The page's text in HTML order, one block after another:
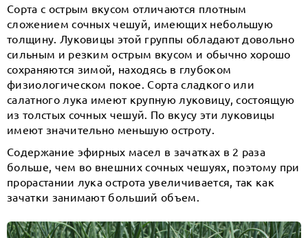
Сорта с острым вкусом отличаются плотным
сложением сочных чешуй, имеющих небольшую
толщину. Луковицы этой группы обладают довольно
сильным и резким острым вкусом и обычно хорошо
сохраняются зимой, находясь в глубоком
физиологическом покое. Сорта сладкого или
салатного лука имеют крупную луковицу, состоящую
из толстых сочных чешуй. По вкусу эти луковицы
имеют значительно меньшую остроту.
Содержание эфирных масел в зачатках в 2 раза
больше, чем во внешних сочных чешуях, поэтому при
прорастании лука острота увеличивается, так как
зачатки занимают больший объем.